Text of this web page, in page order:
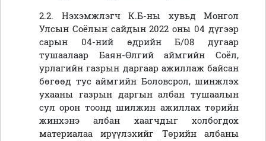
2.2. Нэхэмжлэгч К.Б-ны хувьд Монгол
Улсын Соёлын сайдын 2022 оны 04 дүгээр
сарын 04-ний өдрийн Б/08 дугаар
тушаалаар Баян-Өлгий аймгийн Соёл,
урлагийн газрын даргаар ажиллаж байсан
бөгөөд тус аймгийн Боловсрол, шинжлэх
ухааны газрын даргын албан тушаалын
сул орон тоонд шилжин ажиллах төрийн
жинхэнэ албан хаагчдыг холбогдох
материалаа ирүүлэхийг Төрийн албаны